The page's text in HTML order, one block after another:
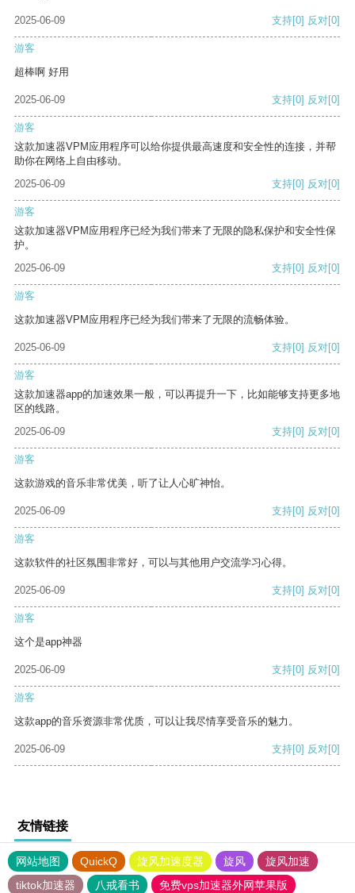
2025-06-09 支持[0] 反对[0]
游客
超棒啊 好用
2025-06-09 支持[0] 反对[0]
游客
这款加速器VPM应用程序可以给你提供最高速度和安全性的连接，并帮
助你在网络上自由移动。
2025-06-09
支持[0] 反对[0]
游客
这款加速器VPM应用程序已经为我们带来了无限的隐私保护和安全性保
护。
2025-06-09
支持[0] 反对[0]
游客
这款加速器VPM应用程序已经为我们带来了无限的流畅体验。
2025-06-09 支持[0] 反对[0]
游客
这款加速器app的加速效果一般，可以再提升一下，比如能够支持更多地
区的线路。
2025-06-09
支持[0] 反对[0]
游客
这款游戏的音乐非常优美，听了让人心旷神怡。
2025-06-09 支持[0] 反对[0]
游客
这款软件的社区氛围非常好，可以与其他用户交流学习心得。
2025-06-09 支持[0] 反对[0]
游客
这个是app神器
2025-06-09 支持[0] 反对[0]
游客
这款app的音乐资源非常优质，可以让我尽情享受音乐的魅力。
2025-06-09 支持[0] 反对[0]
友情链接
网站地图 QuickQ 旋风加速度器 旋风
旋风加速
tiktok加速器
八戒看书 免费vps加速器外网苹果版